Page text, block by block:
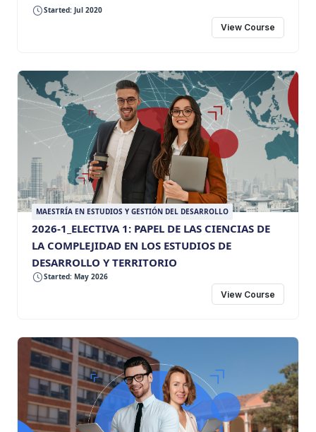
Started: Jul 2020
View Course
MAESTRÍA EN ESTUDIOS Y GESTIÓN DEL DESARROLLO
2026-1_ELECTIVA 1: PAPEL DE LAS CIENCIAS DE
LA COMPLEJIDAD EN LOS ESTUDIOS DE
DESARROLLO Y TERRITORIO
Started: May 2026
View Course